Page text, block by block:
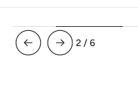
3 /6